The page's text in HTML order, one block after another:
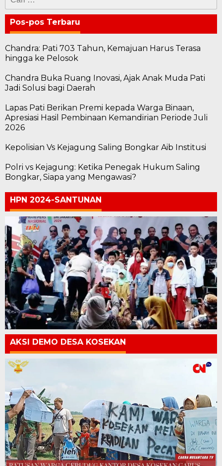
untuk:
Pos-pos Terbaru
Chandra: Pati 703 Tahun, Kemajuan Harus Terasa
hingga ke Pelosok
Chandra Buka Ruang Inovasi, Ajak Anak Muda Pati
Jadi Solusi bagi Daerah
Lapas Pati Berikan Premi kepada Warga Binaan,
Apresiasi Hasil Pembinaan Kemandirian Periode Juli
2026
Kepolisian Vs Kejagung Saling Bongkar Aib Institusi
Polri vs Kejagung: Ketika Penegak Hukum Saling
Bongkar, Siapa yang Mengawasi?
HPN 2024-SANTUNAN
AKSI DEMO DESA KOSEKAN